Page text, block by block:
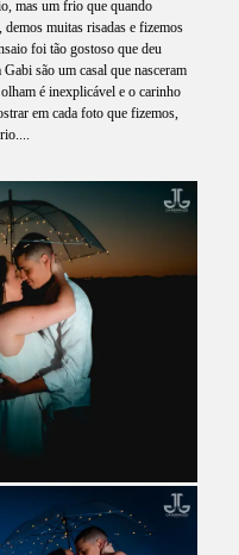
mas um frio que quando
demos muitas risadas e fizemos
foi tão gostoso que deu
são um casal que nasceram
é inexplicável e o carinho
em cada foto que fizemos,